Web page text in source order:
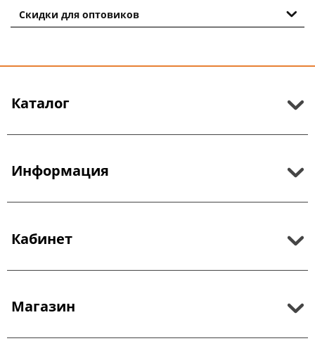
Скидки для оптовиков
Каталог
Информация
Кабинет
Магазин